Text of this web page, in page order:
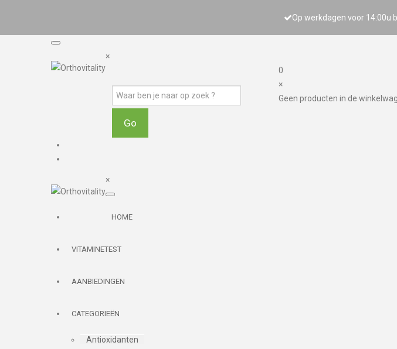
Op werkdagen voor 14:00u
×
0
×
Geen producten in de
×
HOME
VITAMINETEST
AANBIEDINGEN
CATEGORIEËN
Antioxidanten